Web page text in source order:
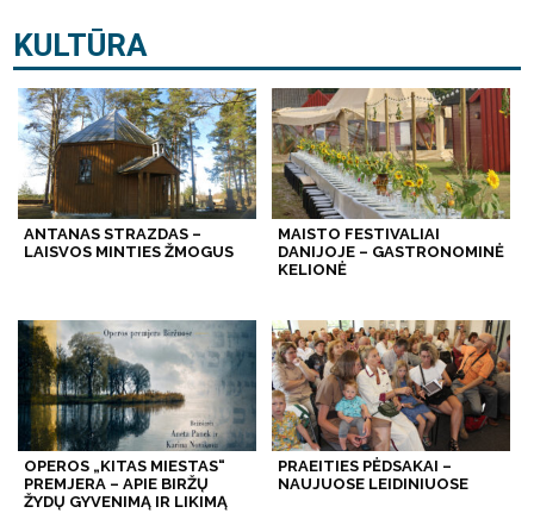
KULTŪRA
ANTANAS STRAZDAS –
LAISVOS MINTIES ŽMOGUS
MAISTO FESTIVALIAI
DANIJOJE – GASTRONOMINĖ
KELIONĖ
OPEROS „KITAS MIESTAS“
PREMJERA – APIE BIRŽŲ
ŽYDŲ GYVENIMĄ IR LIKIMĄ
PRAEITIES PĖDSAKAI –
NAUJUOSE LEIDINIUOSE